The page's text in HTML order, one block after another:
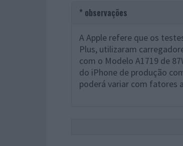
* observações
A Apple refere que os
Plus, utilizaram
com o Modelo A1719 de
do iPhone de produção
poderá variar com fatores